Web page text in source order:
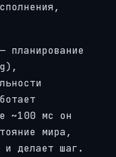
планирование
~100 мс он
мира,
и делает шаг.